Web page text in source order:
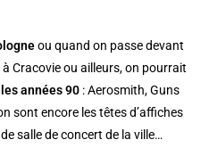
ou quand on passe devant
à Cracovie ou ailleurs, on pourrait
années 90 : Aerosmith, Guns
sont encore les têtes d’affiches
salle de concert de la ville…